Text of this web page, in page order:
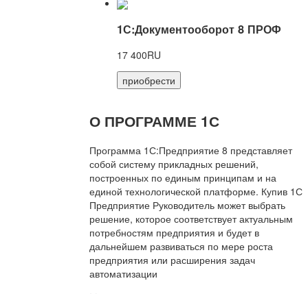
1С:Документооборот 8 ПРОФ
17 400RU
приобрести
О ПРОГРАММЕ 1С
Программа 1С:Предприятие 8 представляет
собой систему прикладных решений,
построенных по единым принципам и на
единой технологической платформе. Купив 1С
Предприятие Руководитель может выбрать
решение, которое соответствует актуальным
потребностям предприятия и будет в
дальнейшем развиваться по мере роста
предприятия или расширения задач
автоматизации